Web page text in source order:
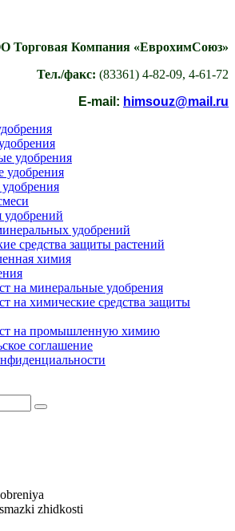
Торговая Компания «ЕврохимСоюз»
Тел./факс: (83361) 4-82-09, 4-61-72
E-mail: himsouz@mail.ru
удобрения
удобрения
удобрений
удобрений
средства защиты растений
химия
на минеральные удобрения
на химические средства защиты
на промышленную химию